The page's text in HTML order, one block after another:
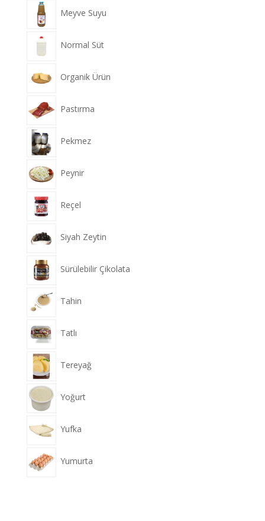
Meyve Suyu
Normal Süt
Organik Ürün
Pastırma
Pekmez
Peynir
Reçel
Siyah Zeytin
Sürülebilir Çikolata
Tahin
Tatlı
Tereyağ
Yoğurt
Yufka
Yumurta